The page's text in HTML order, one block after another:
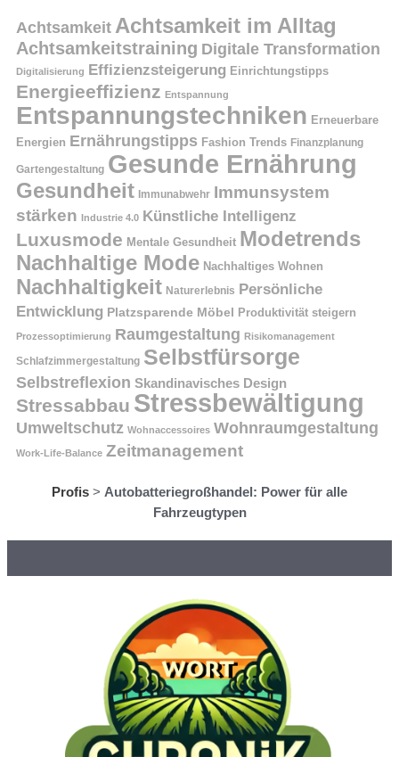
Achtsamkeit Achtsamkeit im Alltag
Achtsamkeitstraining Digitale Transformation
Digitalisierung Effizienzsteigerung Einrichtungstipps
Energieeffizienz Entspannung
Entspannungstechniken Erneuerbare
Energien Ernährungstipps Fashion Trends Finanzplanung
Gartengestaltung Gesunde Ernährung
Gesundheit Immunabwehr Immunsystem
stärken Industrie 4.0 Künstliche Intelligenz
Luxusmode Mentale Gesundheit Modetrends
Nachhaltige Mode Nachhaltiges Wohnen
Nachhaltigkeit Naturerlebnis Persönliche
Entwicklung Platzsparende Möbel Produktivität steigern
Prozessoptimierung Raumgestaltung Risikomanagement
Schlafzimmergestaltung Selbstfürsorge
Selbstreflexion Skandinavisches Design
Stressabbau Stressbewältigung
Umweltschutz Wohnaccessoires Wohnraumgestaltung
Work-Life-Balance Zeitmanagement
Profis > Autobatteriegroßhandel: Power für alle
Fahrzeugtypen